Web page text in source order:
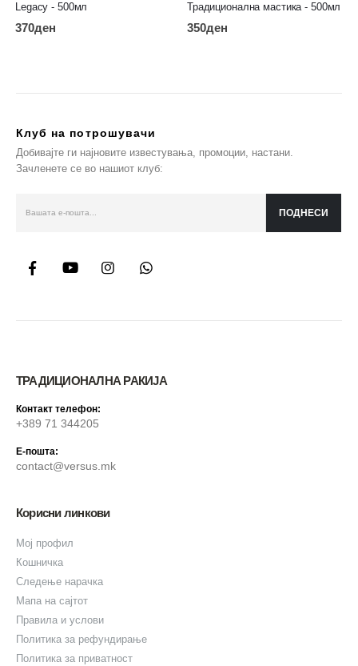
Legacy - 500мл
370ден
Традиционална мастика - 500мл
350ден
Клуб на потрошувачи
Добивајте ги најновите известувања, промоции, настани.
Зачленете се во нашиот клуб:
ТРАДИЦИОНАЛНА РАКИЈА
Контакт телефон:
+389 71 344205
Е-пошта:
contact@versus.mk
Корисни линкови
Мој профил
Кошничка
Следење нарачка
Мапа на сајтот
Правила и услови
Политика за рефундирање
Политика за приватност